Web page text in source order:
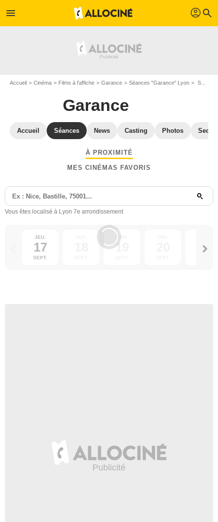
menu profil search
Accueil Cinéma Films à l'affiche Garance Séances "Garance" Lyon Séances et horaires Garance à Lyon 7e arrondissement (69007)
Garance
Accueil Séances News Casting Photos
À PROXIMITÉ
MES CINÉMAS FAVORIS
Vous êtes localisé à Lyon 7e arrondissement
JEU.
17
SEPT.
19 21